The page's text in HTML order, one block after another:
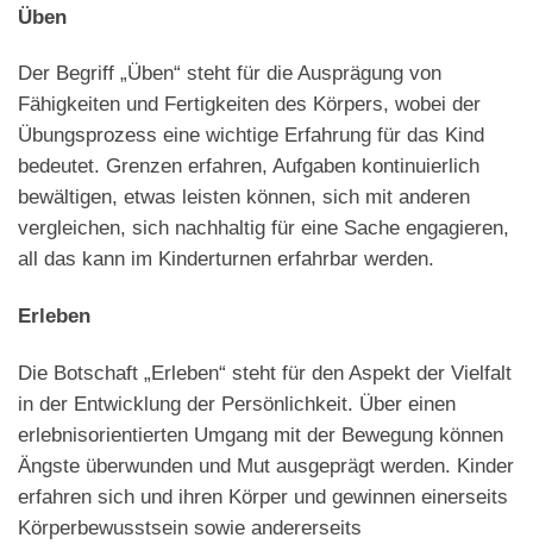
Üben
Der Begriff „Üben“ steht für die Ausprägung von
Fähigkeiten und Fertigkeiten des Körpers, wobei der
Übungsprozess eine wichtige Erfahrung für das Kind
bedeutet. Grenzen erfahren, Aufgaben kontinuierlich
bewältigen, etwas leisten können, sich mit anderen
vergleichen, sich nachhaltig für eine Sache engagieren,
all das kann im Kinderturnen erfahrbar werden.
Erleben
Die Botschaft „Erleben“ steht für den Aspekt der Vielfalt
in der Entwicklung der Persönlichkeit. Über einen
erlebnisorientierten Umgang mit der Bewegung können
Ängste überwunden und Mut ausgeprägt werden. Kinder
erfahren sich und ihren Körper und gewinnen einerseits
Körperbewusstsein sowie andererseits